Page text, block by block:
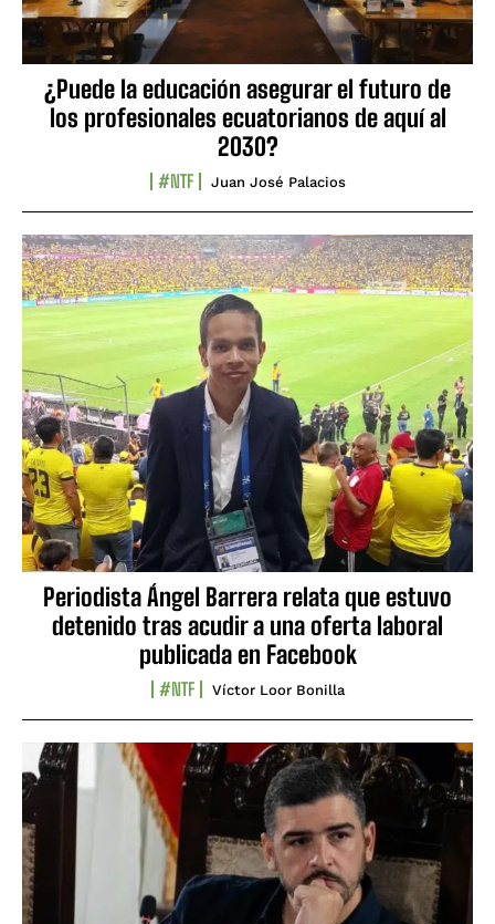
¿Puede la educación asegurar el futuro de
los profesionales ecuatorianos de aquí al
2030?
#NTF Juan José Palacios
Periodista Ángel Barrera relata que estuvo
detenido tras acudir a una oferta laboral
publicada en Facebook
#NTF Víctor Loor Bonilla